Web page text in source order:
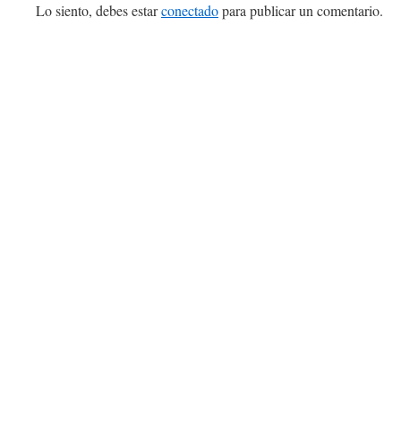
Lo siento, debes estarconectadopara publicar un comentario.